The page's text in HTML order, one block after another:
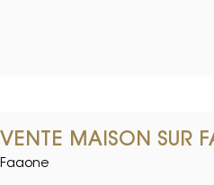
VENTE MAISON SUR
Faaone